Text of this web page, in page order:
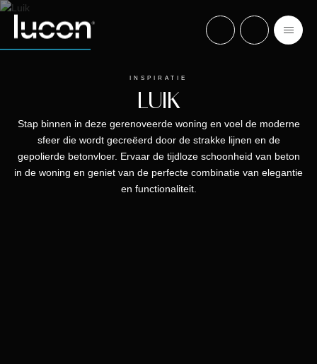
INSPIRATIE
LUIK
Stap binnen in deze gerenoveerde woning en voel de moderne
sfeer die wordt gecreëerd door de strakke lijnen en de
gepolierde betonvloer. Ervaar de tijdloze schoonheid van beton
in de woning en geniet van de perfecte combinatie van elegantie
en functionaliteit.